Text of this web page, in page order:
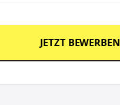
JETZT BEWERBEN